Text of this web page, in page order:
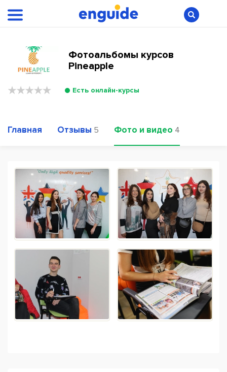
Фотоальбомы курсов
Pineapple
Есть онлайн-курсы
Главная Отзывы 5 Фото и видео 4